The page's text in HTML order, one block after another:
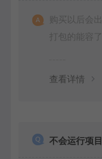
购买以后会
打包的能容了
查看详情
不会运行项